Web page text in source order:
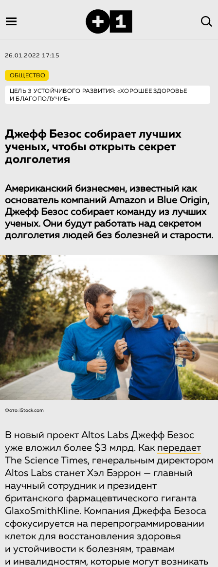
26.01.2022 17:15
ОБЩЕСТВО
ЦЕЛЬ 3 УСТОЙЧИВОГО РАЗВИТИЯ: «ХОРОШЕЕ ЗДОРОВЬЕ
И БЛАГОПОЛУЧИЕ»
Джефф Безос собирает лучших
ученых, чтобы открыть секрет
долголетия
Американский бизнесмен, известный как
основатель компаний Amazon и Blue Origin,
Джефф Безос собирает команду из лучших
ученых. Они будут работать над секретом
долголетия людей без болезней и старости.
Фото: iStock.com
В новый проект Altos Labs Джефф Безос
уже вложил более $3 млрд. Как передает
The Science Times, генеральным директором
Altos Labs станет Хэл Бэррон — главный
научный сотрудник и президент
британского фармацевтического гиганта
GlaxoSmithKline. Компания Джеффа Безоса
сфокусируется на перепрограммировании
клеток для восстановления здоровья
и устойчивости к болезням, травмам
и инвалидностям, которые могут возникать